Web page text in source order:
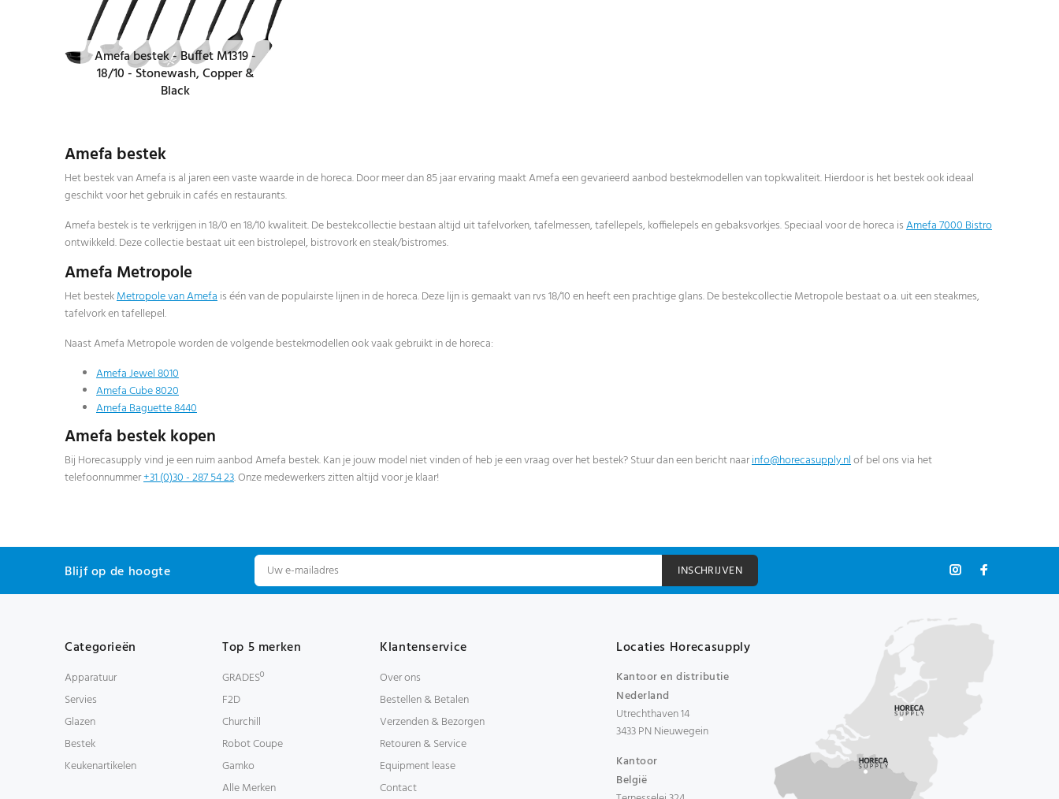
Amefa bestek - Buffet M1319 -
18/10 - Stonewash, Copper &
Black
Amefa bestek
Het bestek van Amefa is al jaren een vaste waarde in de horeca. Door meer dan 85 jaar ervaring maakt Amefa een gevarieerd aanbod bestekmodellen van topkwaliteit. Hierdoor is het bestek ook ideaal
geschikt voor het gebruik in cafés en restaurants.
Amefa bestek is te verkrijgen in 18/0 en 18/10 kwaliteit. De bestekcollectie bestaan altijd uit tafelvorken, tafelmessen, tafellepels, koffielepels en gebaksvorkjes. Speciaal voor de horeca isAmefa 7000 Bistro
ontwikkeld. Deze collectie bestaat uit een bistrolepel, bistrovork en steak/bistromes.
Amefa Metropole
Het bestekMetropole van Amefais één van de populairste lijnen in de horeca. Deze lijn is gemaakt van rvs 18/10 en heeft een prachtige glans. De bestekcollectie Metropole bestaat o.a. uit een steakmes,
tafelvork en tafellepel.
Naast Amefa Metropole worden de volgende bestekmodellen ook vaak gebruikt in de horeca:
Amefa Jewel 8010
Amefa Cube 8020
Amefa Baguette 8440
Amefa bestek kopen
Bij Horecasupply vind je een ruim aanbod Amefa bestek. Kan je jouw model niet vinden of heb je een vraag over het bestek? Stuur dan een bericht naarinfo@horecasupply.nlof bel ons via het
telefoonnummer+31 (0)30 - 287 54 23. Onze medewerkers zitten altijd voor je klaar!
Blijf op de hoogte INSCHRIJVEN
Categorieën
Apparatuur
Servies
Glazen
Bestek
Keukenartikelen
Top 5 merken
GRADESº
F2D
Churchill
Robot Coupe
Gamko
Alle Merken
Klantenservice
Over ons
Bestellen & Betalen
Verzenden & Bezorgen
Retouren & Service
Equipment lease
Contact
Locaties Horecasupply
Kantoor en distributie
Nederland
Utrechthaven 14
3433 PN Nieuwegein
Kantoor
België